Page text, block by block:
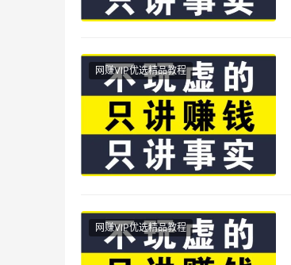
网赚VIP优选精品教程
网赚VIP优选精品教程